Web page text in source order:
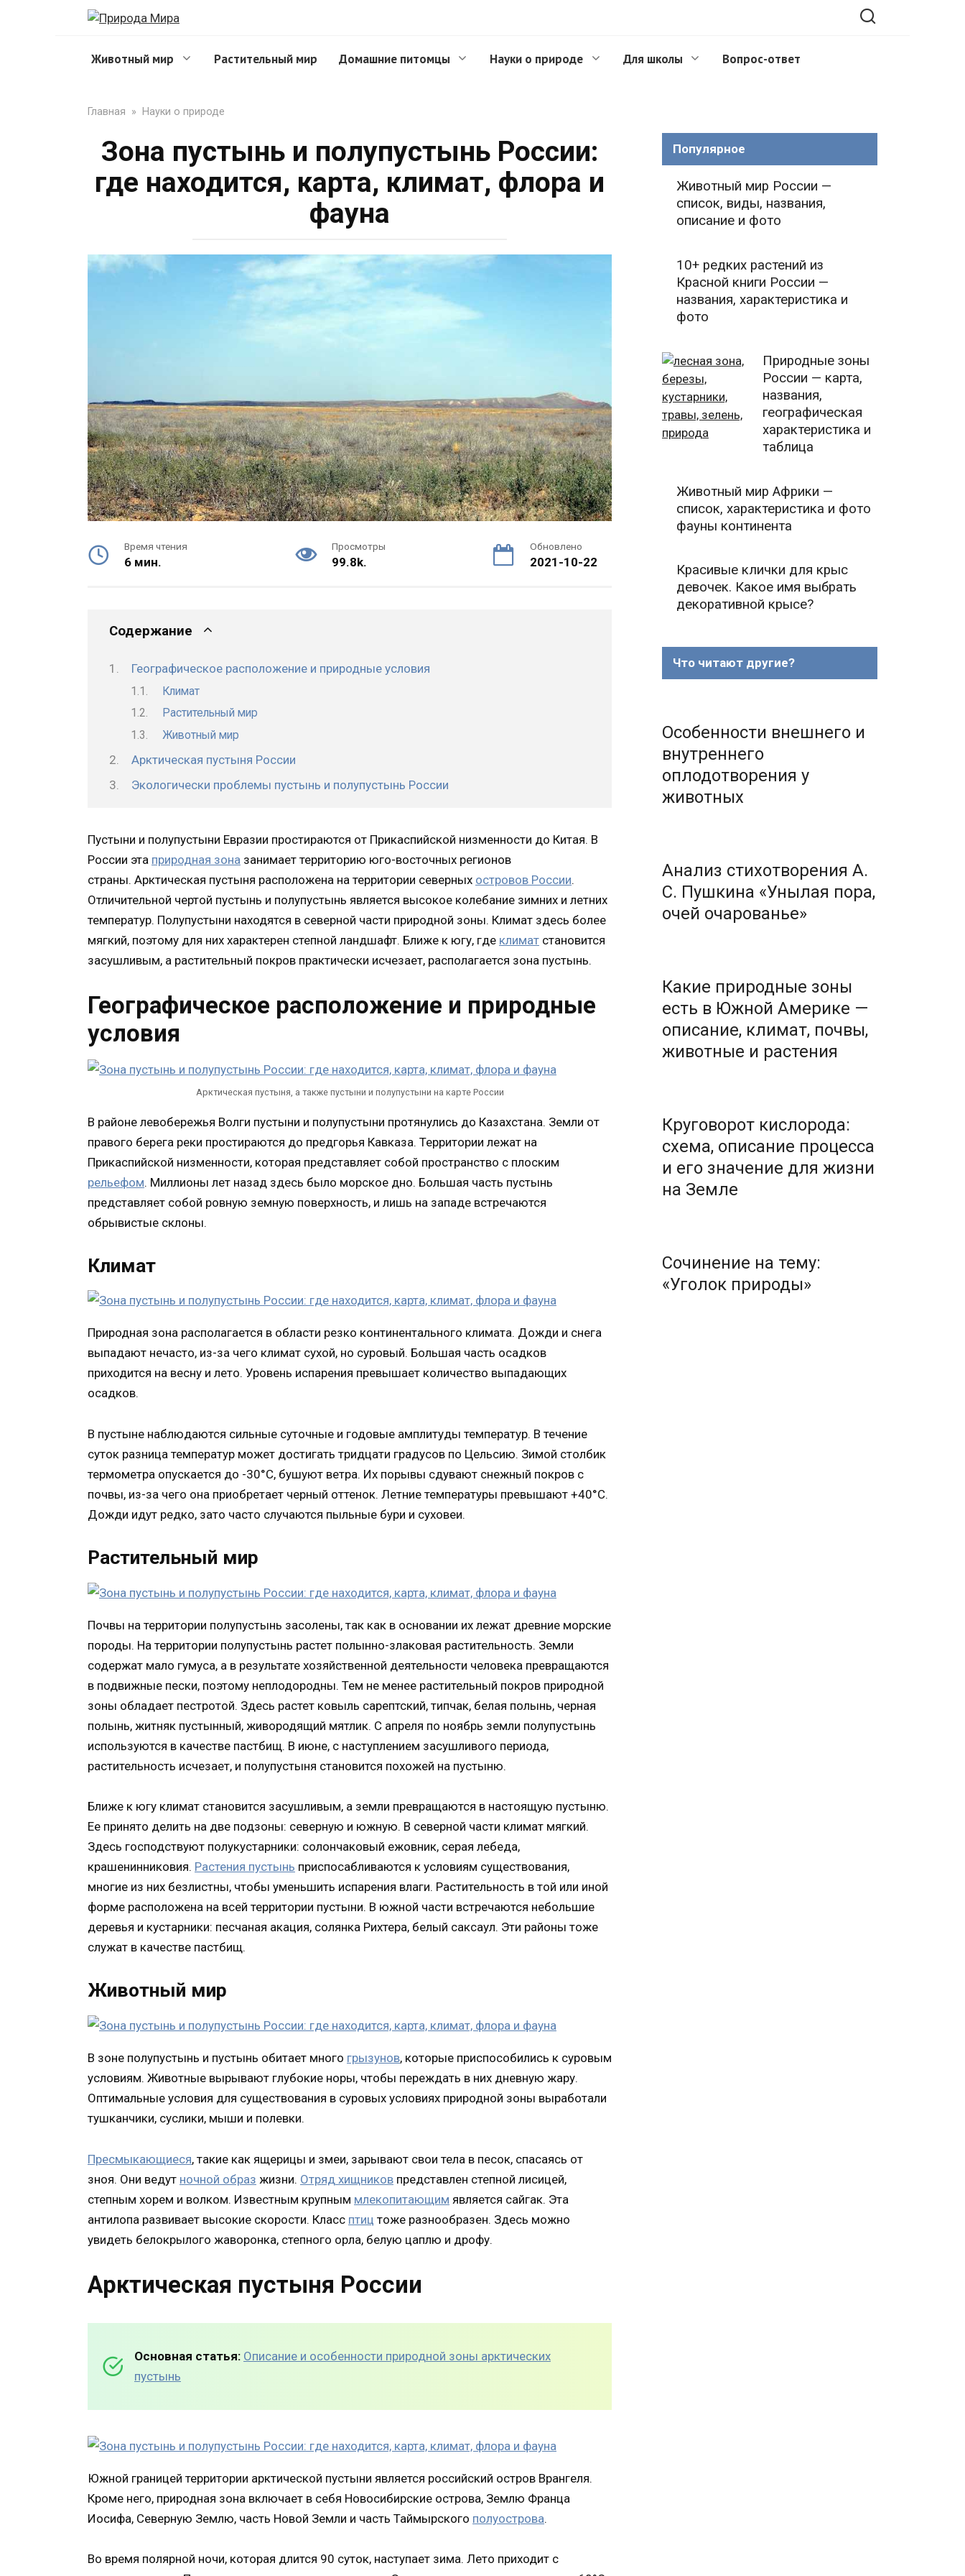
Животный мир Растительный мир Домашние питомцы Науки о природе Для школы Вопрос-ответ
Главная » Науки о природе
Зона пустынь и полупустынь России:
где находится, карта, климат, флора и
фауна
Время чтения
6 мин.
Просмотры
99.8k.
Обновлено
2021-10-22
Содержание
Географическое расположение и природные условия
Климат
Растительный мир
Животный мир
Арктическая пустыня России
Экологически проблемы пустынь и полупустынь России
Пустыни и полупустыни Евразии простираются от Прикаспийской низменности до Китая. В
России эта природная зона занимает территорию юго-восточных регионов
страны. Арктическая пустыня расположена на территории северных островов России.
Отличительной чертой пустынь и полупустынь является высокое колебание зимних и летних
температур. Полупустыни находятся в северной части природной зоны. Климат здесь более
мягкий, поэтому для них характерен степной ландшафт. Ближе к югу, где климат становится
засушливым, а растительный покров практически исчезает, располагается зона пустынь.
Географическое расположение и природные
условия
Арктическая пустыня, а также пустыни и полупустыни на карте России
В районе левобережья Волги пустыни и полупустыни протянулись до Казахстана. Земли от
правого берега реки простираются до предгорья Кавказа. Территории лежат на
Прикаспийской низменности, которая представляет собой пространство с плоским
рельефом. Миллионы лет назад здесь было морское дно. Большая часть пустынь
представляет собой ровную земную поверхность, и лишь на западе встречаются
обрывистые склоны.
Климат
Природная зона располагается в области резко континентального климата. Дожди и снега
выпадают нечасто, из-за чего климат сухой, но суровый. Большая часть осадков
приходится на весну и лето. Уровень испарения превышает количество выпадающих
осадков.
В пустыне наблюдаются сильные суточные и годовые амплитуды температур. В течение
суток разница температур может достигать тридцати градусов по Цельсию. Зимой столбик
термометра опускается до -30°C, бушуют ветра. Их порывы сдувают снежный покров с
почвы, из-за чего она приобретает черный оттенок. Летние температуры превышают +40°C.
Дожди идут редко, зато часто случаются пыльные бури и суховеи.
Растительный мир
Почвы на территории полупустынь засолены, так как в основании их лежат древние морские
породы. На территории полупустынь растет полынно-злаковая растительность. Земли
содержат мало гумуса, а в результате хозяйственной деятельности человека превращаются
в подвижные пески, поэтому неплодородны. Тем не менее растительный покров природной
зоны обладает пестротой. Здесь растет ковыль сарептский, типчак, белая полынь, черная
полынь, житняк пустынный, живородящий мятлик. С апреля по ноябрь земли полупустынь
используются в качестве пастбищ. В июне, с наступлением засушливого периода,
растительность исчезает, и полупустыня становится похожей на пустыню.
Ближе к югу климат становится засушливым, а земли превращаются в настоящую пустыню.
Ее принято делить на две подзоны: северную и южную. В северной части климат мягкий.
Здесь господствуют полукустарники: солончаковый ежовник, серая лебеда,
крашенинниковия. Растения пустынь приспосабливаются к условиям существования,
многие из них безлистны, чтобы уменьшить испарения влаги. Растительность в той или иной
форме расположена на всей территории пустыни. В южной части встречаются небольшие
деревья и кустарники: песчаная акация, солянка Рихтера, белый саксаул. Эти районы тоже
служат в качестве пастбищ.
Животный мир
В зоне полупустынь и пустынь обитает много грызунов, которые приспособились к суровым
условиям. Животные вырывают глубокие норы, чтобы переждать в них дневную жару.
Оптимальные условия для существования в суровых условиях природной зоны выработали
тушканчики, суслики, мыши и полевки.
Пресмыкающиеся, такие как ящерицы и змеи, зарывают свои тела в песок, спасаясь от
зноя. Они ведут ночной образ жизни. Отряд хищников представлен степной лисицей,
степным хорем и волком. Известным крупным млекопитающим является сайгак. Эта
антилопа развивает высокие скорости. Класс птиц тоже разнообразен. Здесь можно
увидеть белокрылого жаворонка, степного орла, белую цаплю и дрофу.
Арктическая пустыня России
Основная статья: Описание и особенности природной зоны арктических
пустынь
Южной границей территории арктической пустыни является российский остров Врангеля.
Кроме него, природная зона включает в себя Новосибирские острова, Землю Франца
Иосифа, Северную Землю, часть Новой Земли и часть Таймырского полуострова.
Во время полярной ночи, которая длится 90 суток, наступает зима. Лето приходит с
Популярное
Животный мир России —
список, виды, названия,
описание и фото
10+ редких растений из
Красной книги России —
названия, характеристика и
фото
Природные зоны
России — карта,
названия,
географическая
характеристика и
таблица
Животный мир Африки —
список, характеристика и фото
фауны континента
Красивые клички для крыс
девочек. Какое имя выбрать
декоративной крысе?
Что читают другие?
Особенности внешнего и
внутреннего
оплодотворения у
животных
Анализ стихотворения А.
С. Пушкина «Унылая пора,
очей очарованье»
Какие природные зоны
есть в Южной Америке —
описание, климат, почвы,
животные и растения
Круговорот кислорода:
схема, описание процесса
и его значение для жизни
на Земле
Сочинение на тему:
«Уголок природы»